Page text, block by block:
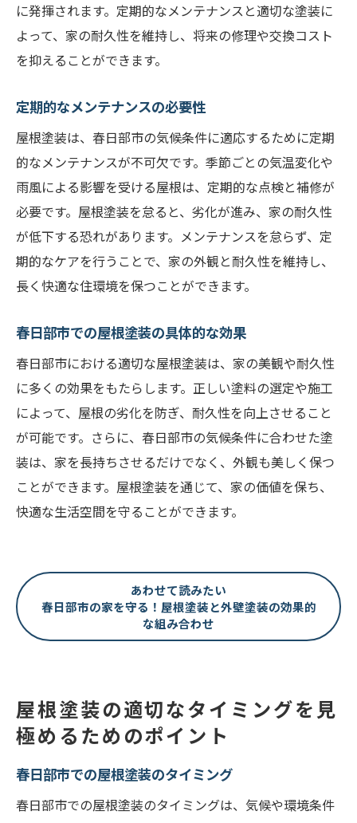
最新の屋根塗装技術の紹介
スプレー塗装とローラー塗装の比較
遮熱塗料と断熱塗料の効果
環境に優しいエコ塗料
春日部市で人気の塗装技術
最新技術を取り入れるメリット
屋根塗装の費用対効果を最大化するためのヒン
ト
コストパフォーマンスの高い塗料選び
予算に合わせた塗装プラン
長期的な視点での費用対効果
費用対効果を最大化するためのポイント
春日部市で屋根塗装メンテナンスをする際の注
意点
塗装前に確認すべきこと
契約前に読むべき書類
塗装中に気を付けるポイント
近隣への配慮と注意事項
完成後のチェックポイント
に発揮されます。定期的なメンテナンスと適切な塗装に
よって、家の耐久性を維持し、将来の修理や交換コスト
を抑えることができます。
定期的なメンテナンスの必要性
屋根塗装は、春日部市の気候条件に適応するために定期
的なメンテナンスが不可欠です。季節ごとの気温変化や
雨風による影響を受ける屋根は、定期的な点検と補修が
必要です。屋根塗装を怠ると、劣化が進み、家の耐久性
が低下する恐れがあります。メンテナンスを怠らず、定
期的なケアを行うことで、家の外観と耐久性を維持し、
長く快適な住環境を保つことができます。
春日部市での屋根塗装の具体的な効果
春日部市における適切な屋根塗装は、家の美観や耐久性
に多くの効果をもたらします。正しい塗料の選定や施工
によって、屋根の劣化を防ぎ、耐久性を向上させること
が可能です。さらに、春日部市の気候条件に合わせた塗
装は、家を長持ちさせるだけでなく、外観も美しく保つ
ことができます。屋根塗装を通じて、家の価値を保ち、
快適な生活空間を守ることができます。
あわせて読みたい
春日部市の家を守る！屋根塗装と外壁塗装の効果的
な組み合わせ
屋根塗装の適切なタイミングを見
極めるためのポイント
春日部市での屋根塗装のタイミング
春日部市での屋根塗装のタイミングは、気候や環境条件